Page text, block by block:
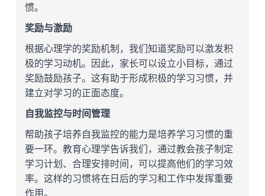
惯。
奖励与激励
根据心理学的奖励机制，我们知道奖励可以激发积
极的学习动机。因此，家长可以设立小目标，通过
奖励鼓励孩子。这有助于形成积极的学习习惯，并
建立对学习的正面态度。
自我监控与时间管理
帮助孩子培养自我监控的能力是培养学习习惯的重
要一环。教育心理学告诉我们，通过教会孩子制定
学习计划、合理安排时间，可以提高他们的学习效
率。这样的习惯将在日后的学习和工作中发挥重要
作用。